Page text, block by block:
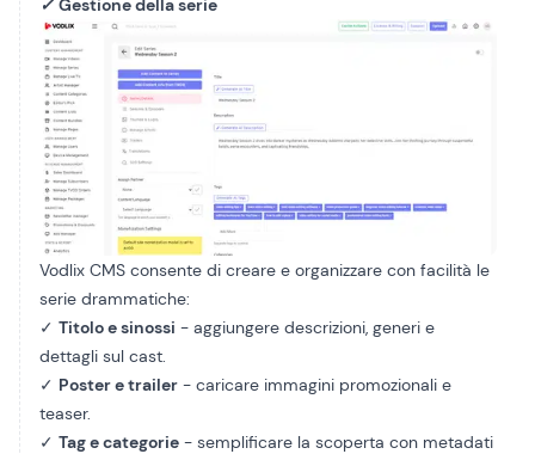
✓ Gestione della serie
Vodlix CMS consente di creare e organizzare con facilità le
serie drammatiche:
✓ Titolo e sinossi - aggiungere descrizioni, generi e
dettagli sul cast.
✓ Poster e trailer - caricare immagini promozionali e
teaser.
✓ Tag e categorie - semplificare la scoperta con metadati